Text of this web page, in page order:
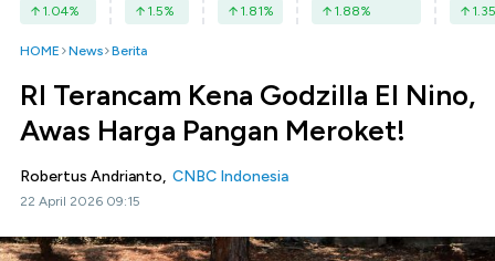
1.04% 1.5% 1.81% 1.88% 1.35
HOME News Berita
RI Terancam Kena Godzilla El Nino,
Awas Harga Pangan Meroket!
Robertus Andrianto, CNBC Indonesia
22 April 2026 09:15